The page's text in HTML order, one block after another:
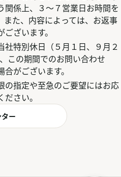
関係上、３～７営業日お時間を
また、内容によっては、お返事
ざいます。
社特別休日（５月１日、９月２
この期間でのお問い合わせ
がございます。
の指定や至急のご要望にはお応
さい。
ー